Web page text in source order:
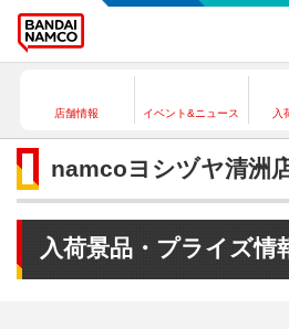
店舗情報 イベント&ニュース 入
namcoヨシヅヤ清洲
入荷景品・プライズ情